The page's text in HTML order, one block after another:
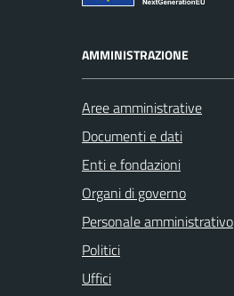
AMMINISTRAZIONE
Aree amministrative
Documenti e dati
Enti e fondazioni
Organi di governo
Personale amministrativo
Politici
Uffici